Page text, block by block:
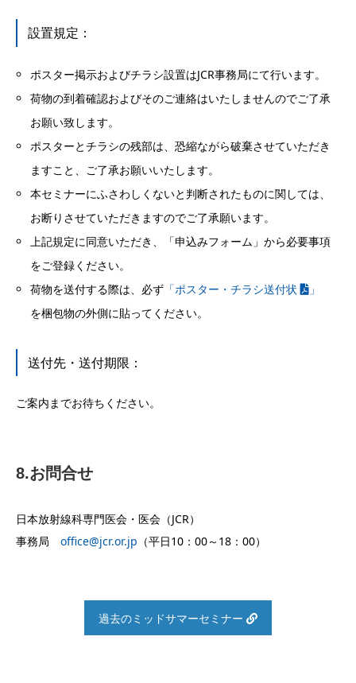
設置規定：
ポスター掲示およびチラシ設置はJCR事務局にて行います。
荷物の到着確認およびそのご連絡はいたしませんのでご了承
お願い致します。
ポスターとチラシの残部は、恐縮ながら破棄させていただき
ますこと、ご了承お願いいたします。
本セミナーにふさわしくないと判断されたものに関しては、
お断りさせていただきますのでご了承願います。
上記規定に同意いただき、「申込みフォーム」から必要事項
をご登録ください。
荷物を送付する際は、必ず 「ポスター・チラシ送付状
」
を梱包物の外側に貼ってください。
送付先・送付期限：
ご案内までお待ちください。
8.お問合せ
日本放射線科専門医会・医会（JCR）
事務局 office@jcr.or.jp （平日10：00～18：00）
過去のミッドサマーセミナー